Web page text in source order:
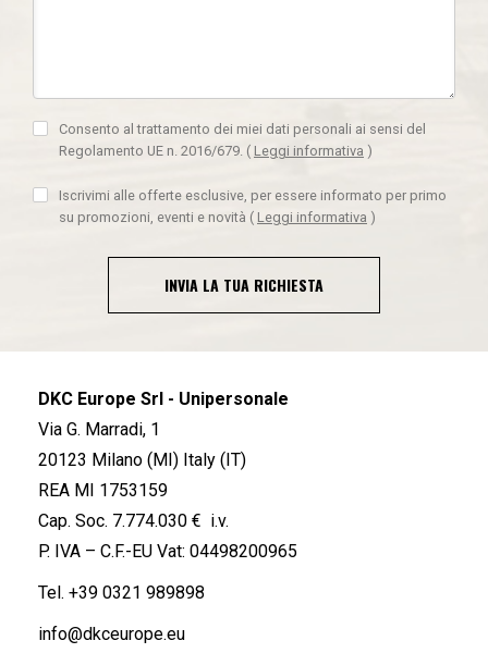
Consento al trattamento dei miei dati personali ai sensi del
Regolamento UE n. 2016/679. ( Leggi informativa )
Iscrivimi alle offerte esclusive, per essere informato per primo
su promozioni, eventi e novità ( Leggi informativa )
INVIA LA TUA RICHIESTA
DKC Europe Srl - Unipersonale
Via G. Marradi, 1
20123 Milano (MI) Italy (IT)
REA MI 1753159
Cap. Soc. 7.774.030 € i.v.
P. IVA – C.F.-EU Vat: 04498200965
Tel. +39 0321 989898
info@dkceurope.eu